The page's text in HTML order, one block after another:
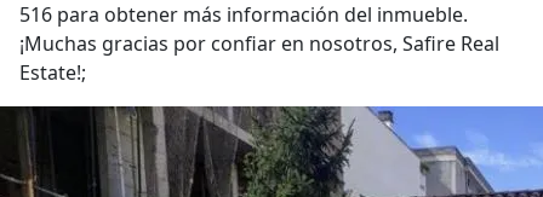
516 para obtener más información del inmueble.
¡Muchas gracias por confiar en nosotros, Safire Real
Estate!;